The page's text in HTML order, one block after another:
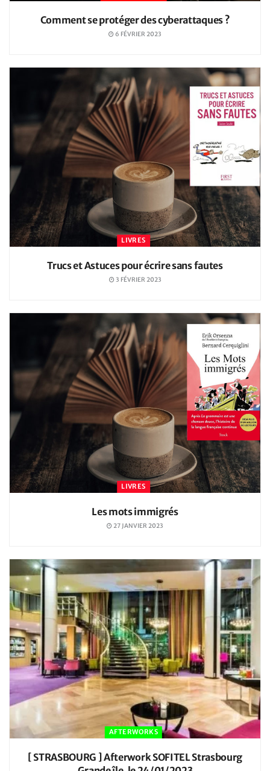
Comment se protéger des cyberattaques ?
6 FÉVRIER 2023
LIVRES
Trucs et Astuces pour écrire sans fautes
3 FÉVRIER 2023
LIVRES
Les mots immigrés
27 JANVIER 2023
AFTERWORKS
[ STRASBOURG ] Afterwork SOFITEL Strasbourg